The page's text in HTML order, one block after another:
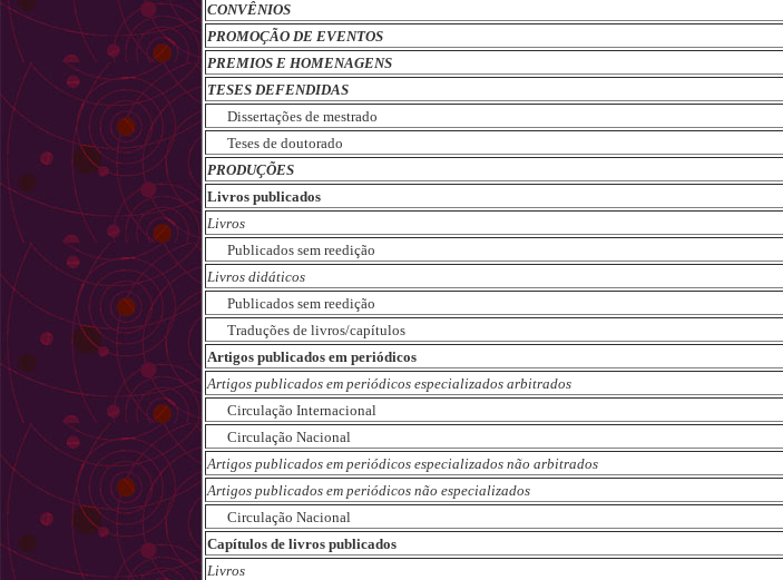
CONVÊNIOS
PROMOÇÃO DE EVENTOS
PREMIOS E HOMENAGENS
TESES DEFENDIDAS
Dissertações de mestrado
Teses de doutorado
PRODUÇÕES
Livros publicados
Livros
Publicados sem reedição
Livros didáticos
Publicados sem reedição
Traduções de livros/capítulos
Artigos publicados em periódicos
Artigos publicados em periódicos especializados arbitrados
Circulação Internacional
Circulação Nacional
Artigos publicados em periódicos especializados não arbitrados
Artigos publicados em periódicos não especializados
Circulação Nacional
Capítulos de livros publicados
Livros